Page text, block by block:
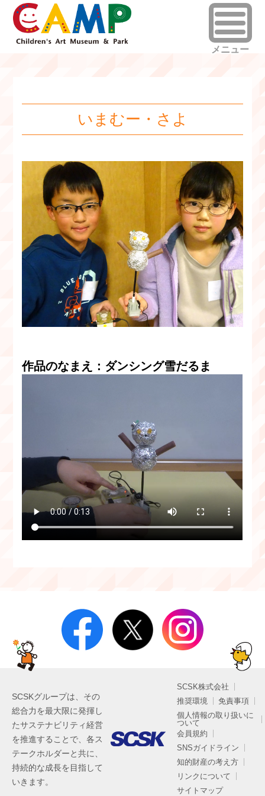
いまむー・さよ
作品のなまえ：ダンシング雪だるま
SCSKグループは、その
総合力を最大限に発揮し
たサステナビリティ経営
を推進することで、各ス
テークホルダーと共に、
持続的な成長を目指して
いきます。
SCSK株式会社
推奨環境
免責事項
個人情報の取り扱いに
ついて
会員規約
SNSガイドライン
知的財産の考え方
リンクについて
サイトマップ